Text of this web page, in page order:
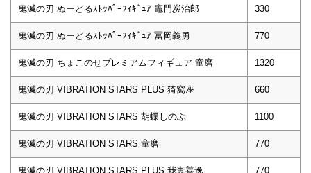
鬼滅の刃 ぬーどるｽﾄｯﾊﾟｰﾌｨｷﾞｭｱ 竈門炭治郎 330
鬼滅の刃 ぬーどるｽﾄｯﾊﾟｰﾌｨｷﾞｭｱ 冨岡義勇 770
鬼滅の刃 ちょこのせプレミアムフィギュア 童磨 1320
鬼滅の刃 VIBRATION STARS PLUS 猗窩座 660
鬼滅の刃 VIBRATION STARS 胡蝶しのぶ 1100
鬼滅の刃 VIBRATION STARS 童磨 770
鬼滅の刃 VIBRATION STARS PLUS 我妻善逸 770